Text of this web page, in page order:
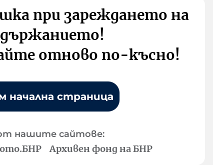
при зареждането на
отново по-късно!
начална страница
нашите сайтове:
Архивен фонд на БНР